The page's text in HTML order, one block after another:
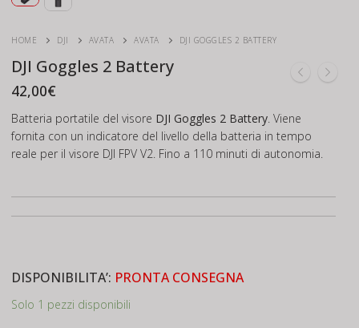
HOME DJI AVATA AVATA DJI GOGGLES 2 BATTERY
DJI Goggles 2 Battery
42,00€
Batteria portatile del visore DJI Goggles 2 Battery. Viene
fornita con un indicatore del livello della batteria in tempo
reale per il visore DJI FPV V2. Fino a 110 minuti di autonomia.
DISPONIBILITA’: PRONTA CONSEGNA
Solo 1 pezzi disponibili